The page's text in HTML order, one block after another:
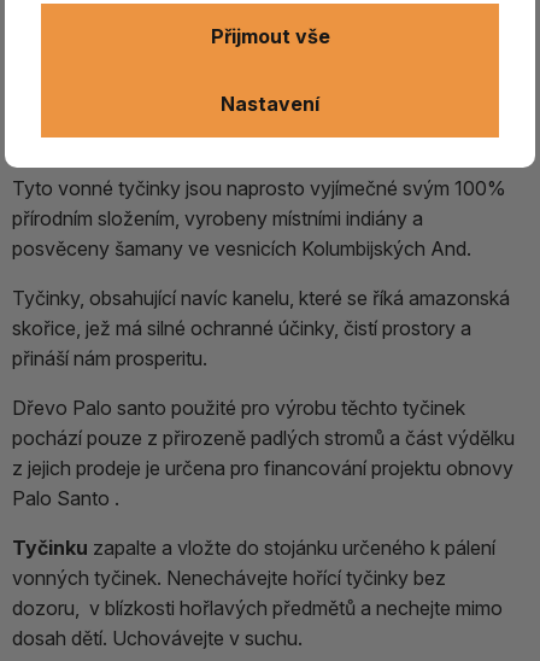
ducha rostliny, jak nám může pomoci a žádají jej o
tradice má silné léčivé účinky, odstraňuje negativní energie,
přitahuje pozitivní vibrace a čistí energetické pole.
Tyto vonné tyčinky jsou naprosto vyjímečné svým 100%
přírodním složením, vyrobeny místními indiány a
posvěceny šamany ve vesnicích Kolumbijských And.
Tyčinky, obsahující navíc kanelu, které se říká amazonská
skořice, jež má silné ochranné účinky, čistí prostory a
přináší nám prosperitu.
Dřevo Palo santo použité pro výrobu těchto tyčinek
pochází pouze z přirozeně padlých stromů a část výdělku
z jejich prodeje je určena pro financování projektu obnovy
Palo Santo .
Tyčinku zapalte a vložte do stojánku určeného k pálení
vonných tyčinek. Nenechávejte hořící tyčinky bez
dozoru, v blízkosti hořlavých předmětů a nechejte mimo
dosah dětí. Uchovávejte v suchu.
Nastavení
Přijmout vše